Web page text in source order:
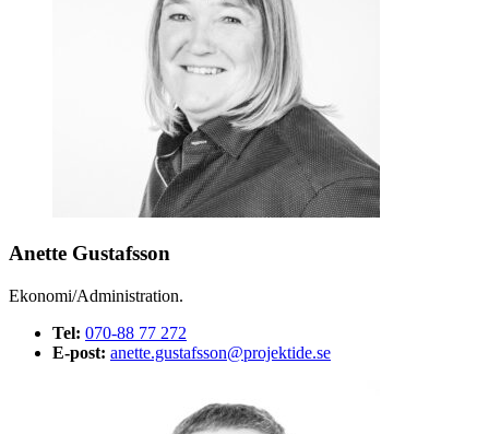
Anette Gustafsson
Ekonomi/Administration.
Tel: 070-88 77 272
E-post: anette.gustafsson@projektide.se